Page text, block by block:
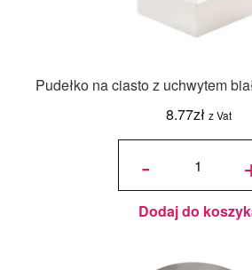
Pudełko na ciasto z uchwytem
8.77zł z Vat
-
ilość
z
uchwytem
białe
36x21x12
h cm
Dodaj do